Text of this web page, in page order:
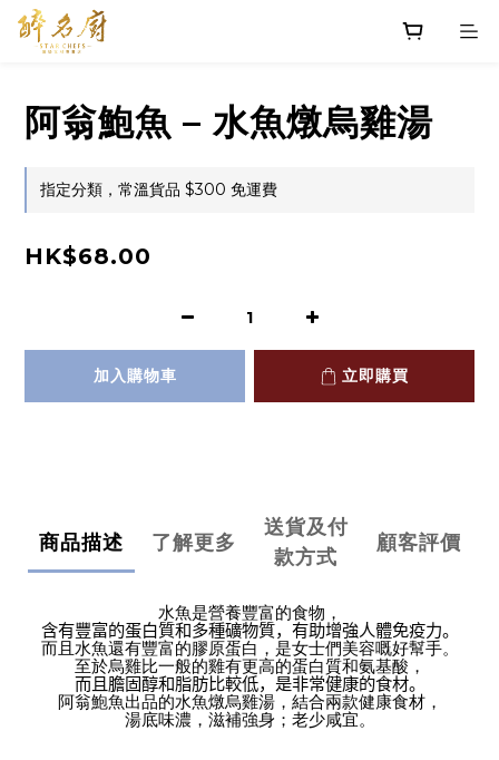
阿翁鮑魚 – 水魚燉烏雞湯
指定分類，常溫貨品 $300 免運費
HK$68.00
加入購物車 立即購買
商品描述 了解更多
送貨及付
款方式
顧客評價
水魚是營養豐富的食物，
含有豐富的蛋白質和多種礦物質，有助增強人體免疫力。
而且水魚還有豐富的膠原蛋白，是女士們美容嘅好幫手。
至於烏雞比一般的雞有更高的蛋白質和氨基酸，
而且膽固醇和脂肪比較低，是非常健康的食材。
阿翁鮑魚出品的水魚燉烏雞湯，結合兩款健康食材，
湯底味濃，滋補強身；老少咸宜。